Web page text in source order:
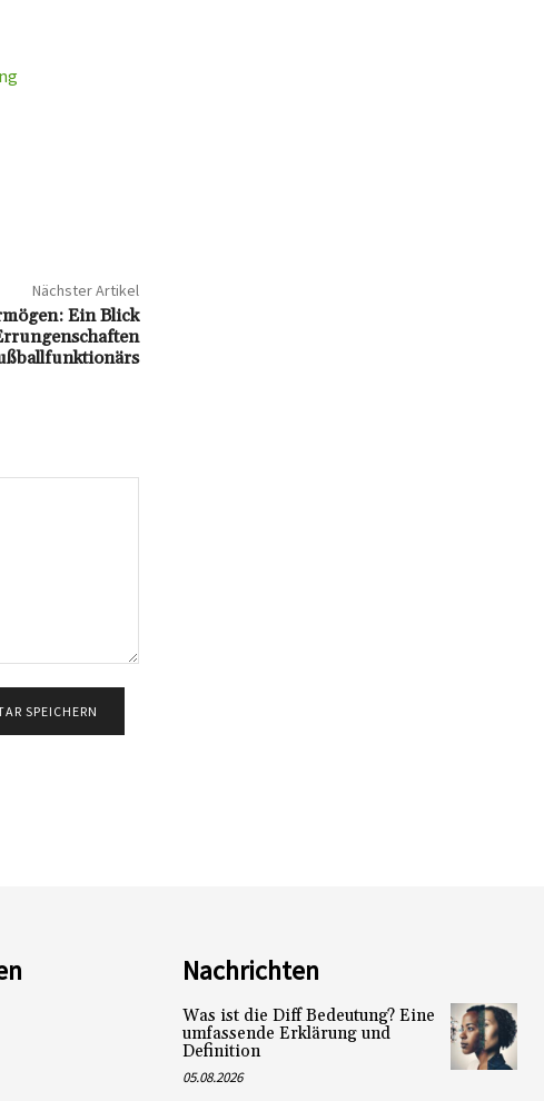
Nächster Artikel
Ein Blick
Nachrichten
Was ist die Diff Bedeutung? Eine
umfassende Erklärung und
Definition
05.08.2026